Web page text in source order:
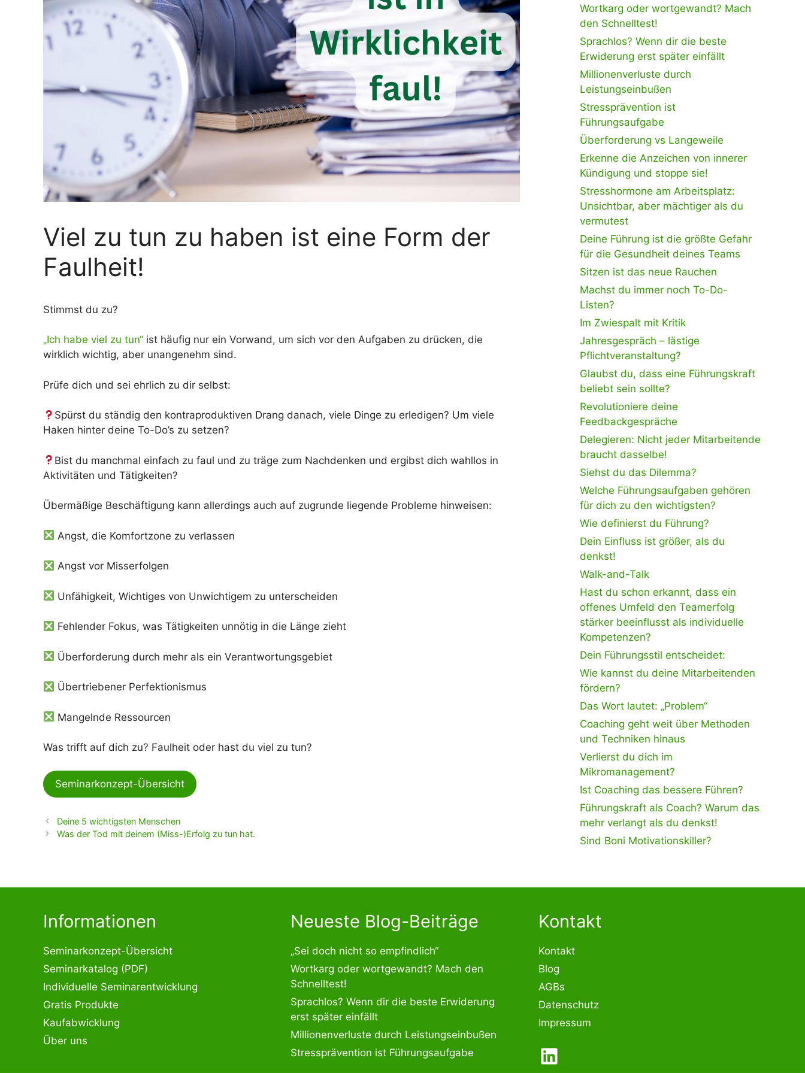
Viel zu tun zu haben ist eine Form der
Faulheit!
Stimmst du zu?
„Ich habe viel zu tun“ ist häufig nur ein Vorwand, um sich vor den Aufgaben zu drücken, die
wirklich wichtig, aber unangenehm sind.
Prüfe dich und sei ehrlich zu dir selbst:
Spürst du ständig den kontraproduktiven Drang danach, viele Dinge zu erledigen? Um viele
Haken hinter deine To-Do’s zu setzen?
Bist du manchmal einfach zu faul und zu träge zum Nachdenken und ergibst dich wahllos in
Aktivitäten und Tätigkeiten?
Übermäßige Beschäftigung kann allerdings auch auf zugrunde liegende Probleme hinweisen:
Angst, die Komfortzone zu verlassen
Angst vor Misserfolgen
Unfähigkeit, Wichtiges von Unwichtigem zu unterscheiden
Fehlender Fokus, was Tätigkeiten unnötig in die Länge zieht
Überforderung durch mehr als ein Verantwortungsgebiet
Übertriebener Perfektionismus
Mangelnde Ressourcen
Was trifft auf dich zu? Faulheit oder hast du viel zu tun?
Seminarkonzept-Übersicht
Deine 5 wichtigsten Menschen
Was der Tod mit deinem (Miss-)Erfolg zu tun hat.
Wortkarg oder wortgewandt? Mach
den Schnelltest!
Sprachlos? Wenn dir die beste
Erwiderung erst später einfällt
Millionenverluste durch
Leistungseinbußen
Stressprävention ist
Führungsaufgabe
Überforderung vs Langeweile
Erkenne die Anzeichen von innerer
Kündigung und stoppe sie!
Stresshormone am Arbeitsplatz:
Unsichtbar, aber mächtiger als du
vermutest
Deine Führung ist die größte Gefahr
für die Gesundheit deines Teams
Sitzen ist das neue Rauchen
Machst du immer noch To-Do-
Listen?
Im Zwiespalt mit Kritik
Jahresgespräch – lästige
Pflichtveranstaltung?
Glaubst du, dass eine Führungskraft
beliebt sein sollte?
Revolutioniere deine
Feedbackgespräche
Delegieren: Nicht jeder Mitarbeitende
braucht dasselbe!
Siehst du das Dilemma?
Welche Führungsaufgaben gehören
für dich zu den wichtigsten?
Wie definierst du Führung?
Dein Einfluss ist größer, als du
denkst!
Walk-and-Talk
Hast du schon erkannt, dass ein
offenes Umfeld den Teamerfolg
stärker beeinflusst als individuelle
Kompetenzen?
Dein Führungsstil entscheidet:
Wie kannst du deine Mitarbeitenden
fördern?
Das Wort lautet: „Problem“
Coaching geht weit über Methoden
und Techniken hinaus
Verlierst du dich im
Mikromanagement?
Ist Coaching das bessere Führen?
Führungskraft als Coach? Warum das
mehr verlangt als du denkst!
Sind Boni Motivationskiller?
Informationen
Seminarkonzept-Übersicht
Seminarkatalog (PDF)
Individuelle Seminarentwicklung
Gratis Produkte
Kaufabwicklung
Über uns
Neueste Blog-Beiträge
„Sei doch nicht so empfindlich“
Wortkarg oder wortgewandt? Mach den
Schnelltest!
Sprachlos? Wenn dir die beste Erwiderung
erst später einfällt
Millionenverluste durch Leistungseinbußen
Stressprävention ist Führungsaufgabe
Kontakt
Kontakt
Blog
AGBs
Datenschutz
Impressum
LinkedIn